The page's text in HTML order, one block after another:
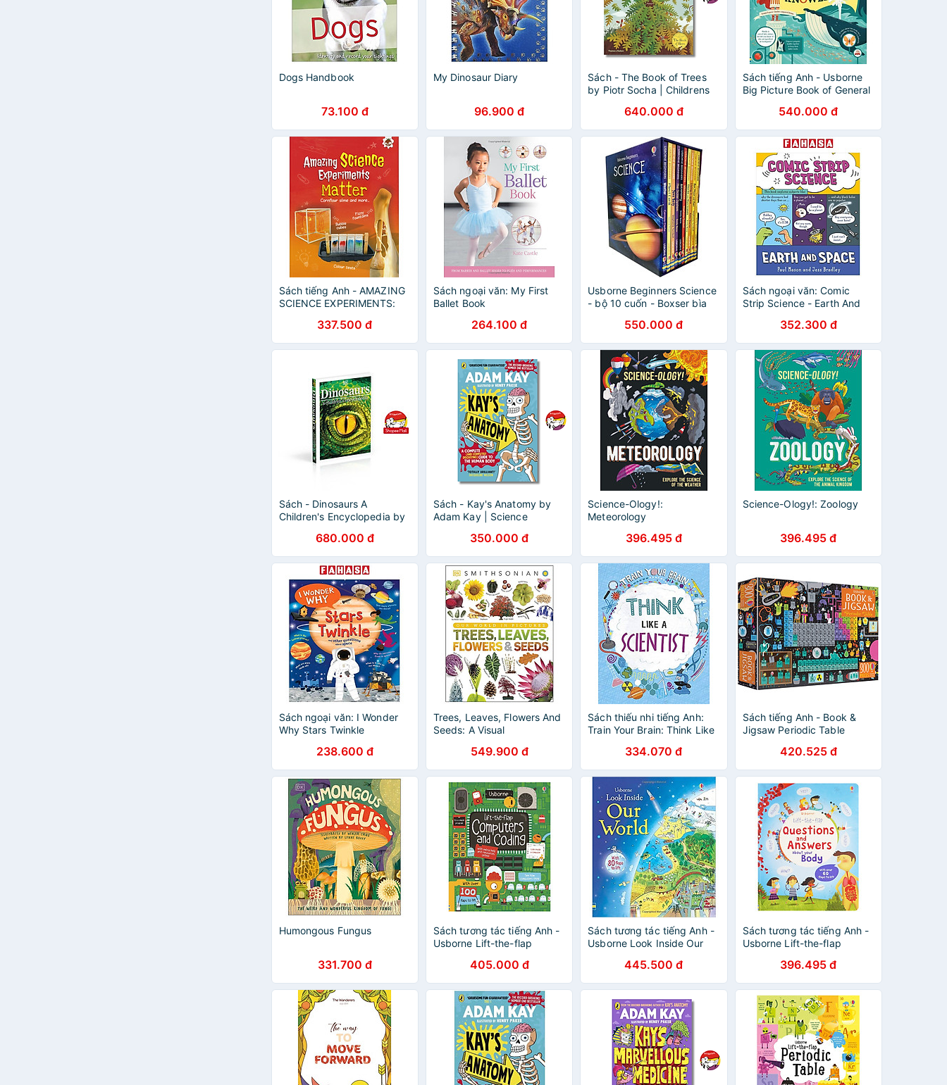
Dogs Handbook
73.100 đ
My Dinosaur Diary
96.900 đ
Sách - The Book of Trees
by Piotr Socha | Childrens
Thiếu nhi Bìa cứng
640.000 đ
Sách tiếng Anh - Usborne
Big Picture Book of General
540.000 đ
Sách tiếng Anh - AMAZING
SCIENCE EXPERIMENTS:
337.500 đ
Sách ngoại văn: My First
Ballet Book
264.100 đ
Usborne Beginners Science
- bộ 10 cuốn - Boxser bìa
550.000 đ
Sách ngoại văn: Comic
Strip Science - Earth And
352.300 đ
Sách - Dinosaurs A
Children's Encyclopedia by
680.000 đ
Sách - Kay's Anatomy by
Adam Kay | Science
Thiếu nhi Nhập khẩu
350.000 đ
Science-Ology!:
Meteorology
396.495 đ
Science-Ology!: Zoology
396.495 đ
Sách ngoại văn: I Wonder
Why Stars Twinkle
238.600 đ
Trees, Leaves, Flowers And
Seeds: A Visual
Kingdom549.900 đ
Sách thiếu nhi tiếng Anh:
Train Your Brain: Think Like
334.070 đ
Sách tiếng Anh - Book &
Jigsaw Periodic Table
420.525 đ
Humongous Fungus
331.700 đ
Sách tương tác tiếng Anh -
Usborne Lift-the-flap
405.000 đ
Sách tương tác tiếng Anh -
Usborne Look Inside Our
445.500 đ
Sách tương tác tiếng Anh -
Usborne Lift-the-flap
about Your Body
396.495 đ